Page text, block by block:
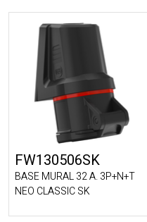
FW130506SK
BASE MURAL 32 A. 3P+N+T
NEO CLASSIC SK